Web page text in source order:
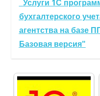
Услуги 1С
бухгалтерского
агентства на базе
Базовая версия"